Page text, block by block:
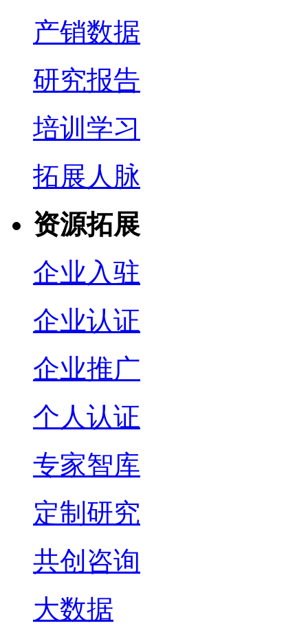
产销数据
研究报告
培训学习
拓展人脉
资源拓展
企业入驻
企业认证
企业推广
个人认证
专家智库
定制研究
共创咨询
大数据